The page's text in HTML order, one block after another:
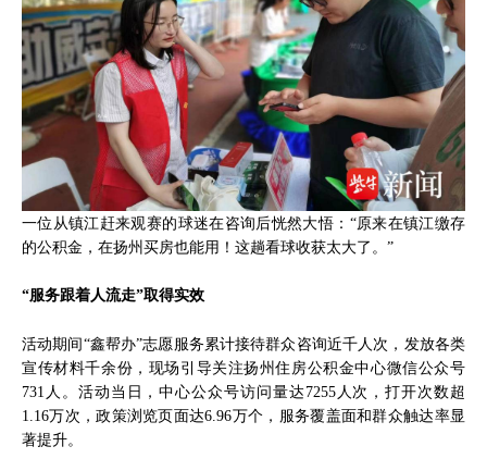
一位从镇江赶来观赛的球迷在咨询后恍然大悟：“原来在镇江缴存
的公积金，在扬州买房也能用！这趟看球收获太大了。”
“服务跟着人流走”取得实效
活动期间“鑫帮办”志愿服务累计接待群众咨询近千人次，发放各类
宣传材料千余份，现场引导关注扬州住房公积金中心微信公众号
731人。活动当日，中心公众号访问量达7255人次，打开次数超
1.16万次，政策浏览页面达6.96万个，服务覆盖面和群众触达率显
著提升。